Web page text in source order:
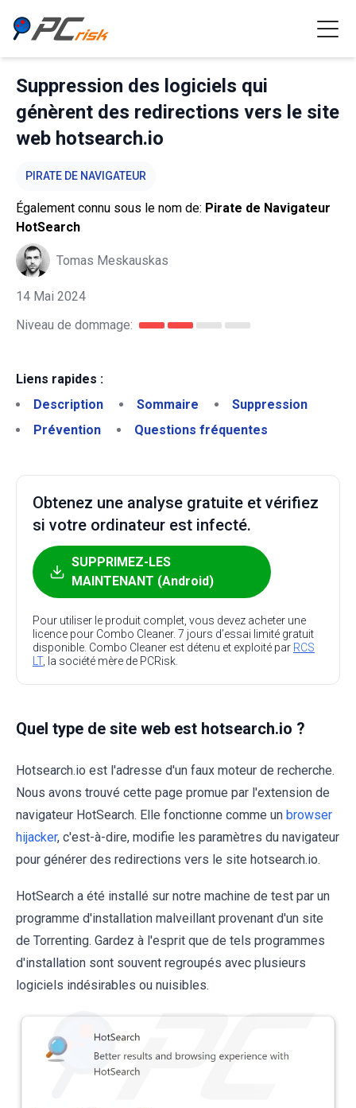
Suppression des logiciels qui
génèrent des redirections vers le site
web hotsearch.io
PIRATE DE NAVIGATEUR
Également connu sous le nom de: Pirate de Navigateur
HotSearch
Tomas Meskauskas
14 Mai 2024
Niveau de dommage:
Liens rapides :
Description
Sommaire
Suppression
Prévention
Questions fréquentes
Obtenez une analyse gratuite et vérifiez
si votre ordinateur est infecté.
SUPPRIMEZ-LES
MAINTENANT (Android)
Pour utiliser le produit complet, vous devez acheter une
licence pour Combo Cleaner. 7 jours d’essai limité gratuit
disponible. Combo Cleaner est détenu et exploité par RCS
LT, la société mère de PCRisk.
Quel type de site web est hotsearch.io ?
Hotsearch.io est l'adresse d'un faux moteur de recherche.
Nous avons trouvé cette page promue par l'extension de
navigateur HotSearch. Elle fonctionne comme un browser
hijacker, c'est-à-dire, modifie les paramètres du navigateur
pour générer des redirections vers le site hotsearch.io.
HotSearch a été installé sur notre machine de test par un
programme d'installation malveillant provenant d'un site
de Torrenting. Gardez à l'esprit que de tels programmes
d'installation sont souvent regroupés avec plusieurs
logiciels indésirables ou nuisibles.